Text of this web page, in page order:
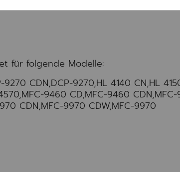
für folgende Modelle:
CDN,DCP-9270,HL 4140 CN,HL
9460 CD,MFC-9460
CDN,MFC-9970 CDW,MFC-9970